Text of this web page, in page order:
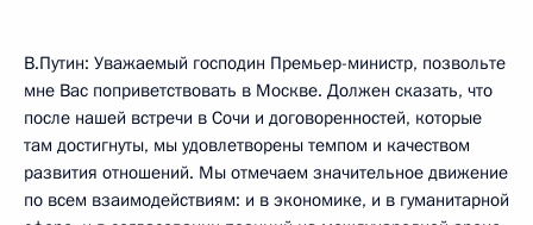
В.Путин: Уважаемый господин Премьер-министр, позвольте
мне Вас поприветствовать в Москве. Должен сказать, что
после нашей встречи в Сочи и договоренностей, которые
там достигнуты, мы удовлетворены темпом и качеством
развития отношений. Мы отмечаем значительное движение
по всем взаимодействиям: и в экономике, и в гуманитарной